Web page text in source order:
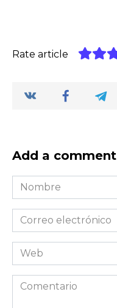
Rate article
Add a comment
Nombre
*
Correo
electrónico
*Web
Comentario